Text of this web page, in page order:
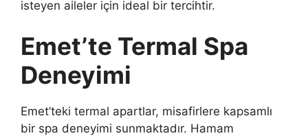
isteyen aileler için ideal bir tercihtir.
Emet’te Termal Spa
Deneyimi
Emet’teki termal apartlar, misafirlere kapsamlı
bir spa deneyimi sunmaktadır. Hamam